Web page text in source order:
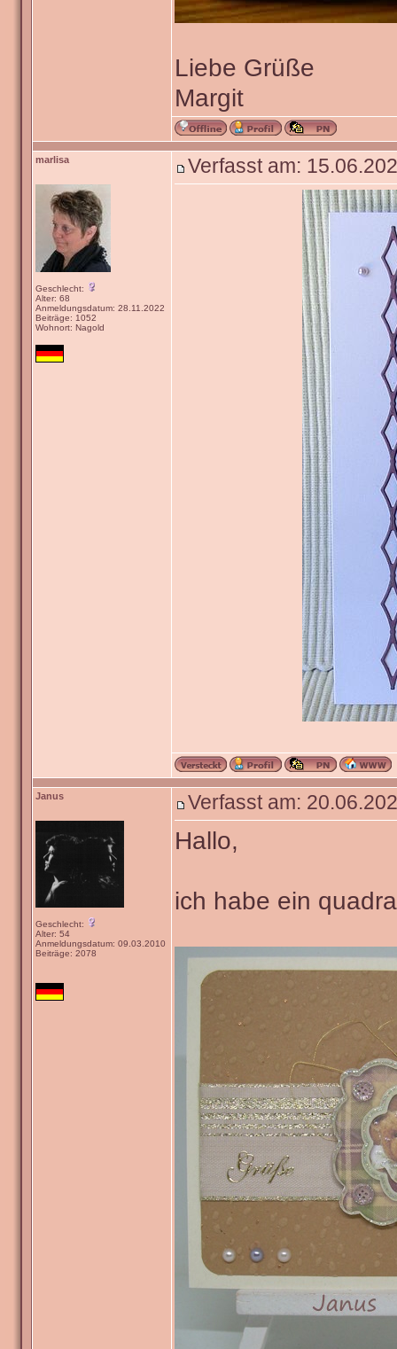
Liebe Grüße
Margit
marlisa
Geschlecht:
Alter: 68
Anmeldungsdatum: 28.11.2022
Beiträge: 1052
Wohnort: Nagold
Verfasst am:
Janus
Geschlecht:
Alter: 54
Anmeldungsdatum: 09.03.2010
Beiträge: 2078
Verfasst am:
Hallo,
ich habe ein